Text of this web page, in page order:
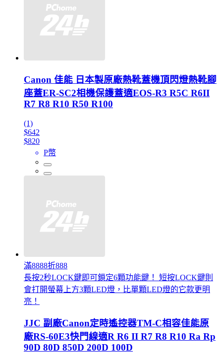
Canon 佳能 日本製原廠熱靴蓋機頂閃燈熱靴腳
座蓋ER-SC2相機保護蓋適EOS-R3 R5C R6II
R7 R8 R10 R50 R100
(1)
$642
$820
P幣
滿8888折888
長按2秒LOCK鍵即可鎖定6顆功能鍵！ 短按LOCK鍵則
會打開螢幕上方3顆LED燈，比單顆LED燈的它款更明
亮！
JJC 副廠Canon定時遙控器TM-C相容佳能原
廠RS-60E3快門線適R R6 II R7 R8 R10 Ra Rp
90D 80D 850D 200D 100D